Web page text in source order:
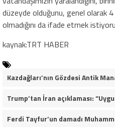
düzeyde olduğunu, genel olarak
olmadığını da ifade etmek
kaynak:TRT HABER
Ferdi Tayfur’un damadı